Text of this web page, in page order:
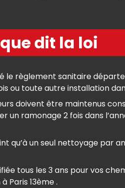
dit la loi
règlement sanitaire
toute autre installation
doivent être maintenus
ramonage 2 fois dans
qu’à un seul nettoyage par
tous les 3 ans pour vos
Paris 13ème .